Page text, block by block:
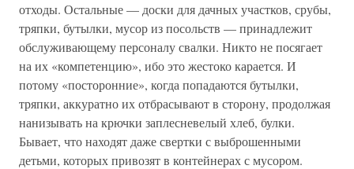
отходы. Остальные — доски для дачных участков, срубы,
тряпки, бутылки, мусор из посольств — принадлежит
обслуживающему персоналу свалки. Никто не посягает
на их «компетенцию», ибо это жестоко карается. И
потому «посторонние», когда попадаются бутылки,
тряпки, аккуратно их отбрасывают в сторону, продолжая
нанизывать на крючки заплесневелый хлеб, булки.
Бывает, что находят даже свертки с выброшенными
детьми, которых привозят в контейнерах с мусором.